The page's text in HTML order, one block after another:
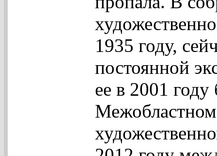
1935 году,
постоянной
ее в 2001